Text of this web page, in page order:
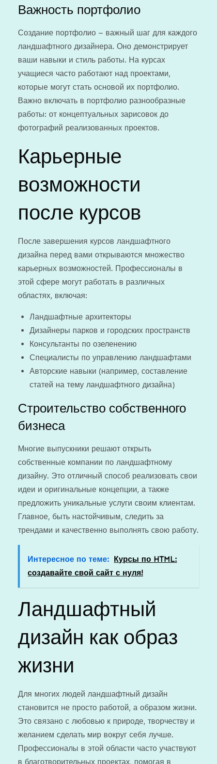
Важность портфолио
Создание портфолио – важный шаг для каждого
ландшафтного дизайнера. Оно демонстрирует
ваши навыки и стиль работы. На курсах
учащиеся часто работают над проектами,
которые могут стать основой их портфолио.
Важно включать в портфолио разнообразные
работы: от концептуальных зарисовок до
фотографий реализованных проектов.
Карьерные
возможности
после курсов
После завершения курсов ландшафтного
дизайна перед вами открываются множество
карьерных возможностей. Профессионалы в
этой сфере могут работать в различных
областях, включая:
Ландшафтные архитекторы
Дизайнеры парков и городских пространств
Консультанты по озеленению
Специалисты по управлению ландшафтами
Авторские навыки (например, составление
статей на тему ландшафтного дизайна)
Строительство собственного
бизнеса
Многие выпускники решают открыть
собственные компании по ландшафтному
дизайну. Это отличный способ реализовать свои
идеи и оригинальные концепции, а также
предложить уникальные услуги своим клиентам.
Главное, быть настойчивым, следить за
трендами и качественно выполнять свою работу.
Интересное по теме: Курсы по HTML:
создавайте свой сайт с нуля!
Ландшафтный
дизайн как образ
жизни
Для многих людей ландшафтный дизайн
становится не просто работой, а образом жизни.
Это связано с любовью к природе, творчеству и
желанием сделать мир вокруг себя лучше.
Профессионалы в этой области часто участвуют
в благотворительных проектах, помогая в